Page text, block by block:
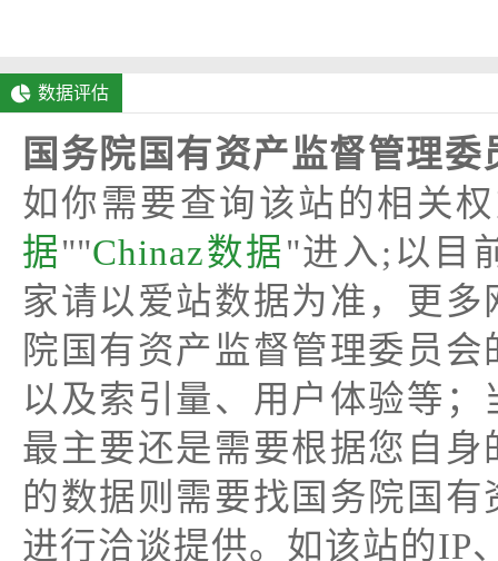
数据评估
国务院国有资产监督管理委
如你需要查询该站的相关
据""Chinaz数据"进入;以目
家请以爱站数据为准，更
院国有资产监督管理委员
以及索引量、用户体验等
最主要还是需要根据您自
的数据则需要找国务院国
进行洽谈提供。如该站的IP